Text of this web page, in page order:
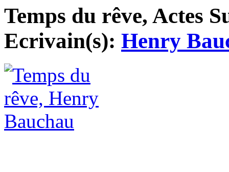
Temps du rêve, Actes
Ecrivain(s): Henry